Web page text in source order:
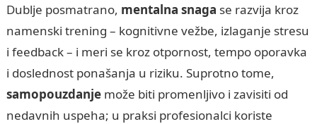
Dublje posmatrano, mentalna snaga se razvija kroz
namenski trening – kognitivne vežbe, izlaganje stresu
i feedback – i meri se kroz otpornost, tempo oporavka
i doslednost ponašanja u riziku. Suprotno tome,
samopouzdanjemože biti promenljivo i zavisiti od
nedavnih uspeha; u praksi profesionalci koriste